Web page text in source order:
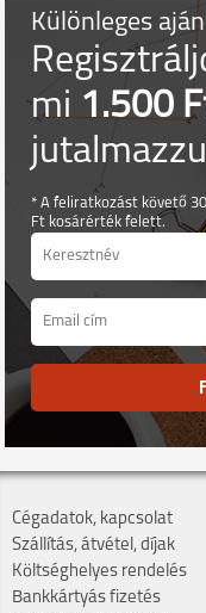
Különleges
mi1.500
* A feliratkozást követő
Ft kosárérték felett.
Cégadatok, kapcsolat
Szállítás, átvétel, díjak
Költséghelyes rendelés
Bankkártyás fizetés